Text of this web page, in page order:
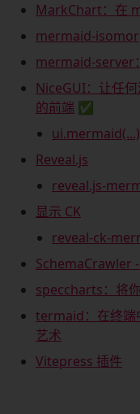
MarkChart：在
mermaid-
mermaid-server
NiceGUI：让任
的前端 ✅
ui.mermaid(...)
Reveal.js
reveal.js-
显示 CK
reveal-ck-
SchemaCrawler
speccharts：将
termaid：在终端
艺术
Vitepress 插件